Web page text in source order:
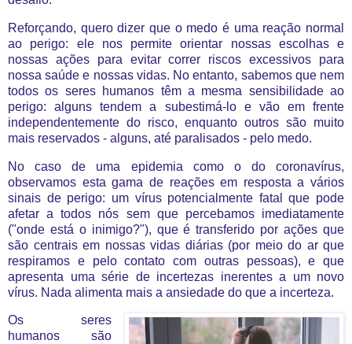
Reforçando, quero dizer que o medo é uma reação normal
ao perigo: ele nos permite orientar nossas escolhas e
nossas ações para evitar correr riscos excessivos para
nossa saúde e nossas vidas. No entanto, sabemos que nem
todos os seres humanos têm a mesma sensibilidade ao
perigo: alguns tendem a subestimá-lo e vão em frente
independentemente do risco, enquanto outros são muito
mais reservados - alguns, até paralisados ​​- pelo medo.
No caso de uma epidemia como o do coronavírus,
observamos esta gama de reações em resposta a vários
sinais de perigo: um vírus potencialmente fatal que pode
afetar a todos nós sem que percebamos imediatamente
("onde está o inimigo?"), que é transferido por ações que
são centrais em nossas vidas diárias (por meio do ar que
respiramos e pelo contato com outras pessoas), e que
apresenta uma série de incertezas inerentes a um novo
vírus. Nada alimenta mais a ansiedade do que a incerteza.
Os seres
humanos são